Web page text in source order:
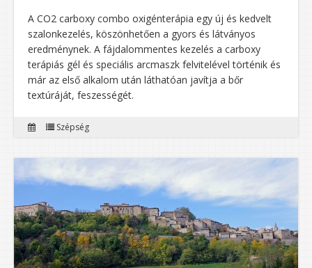
A CO2 carboxy combo oxigénterápia egy új és kedvelt
szalonkezelés, köszönhetően a gyors és látványos
eredménynek. A fájdalommentes kezelés a carboxy
terápiás gél és speciális arcmaszk felvitelével történik és
már az első alkalom után láthatóan javítja a bőr
textúráját, feszességét.
Szépség